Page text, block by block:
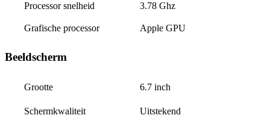
Processor snelheid 3.78 Ghz
Grafische processor Apple GPU
Beeldscherm
Grootte 6.7 inch
Schermkwaliteit Uitstekend